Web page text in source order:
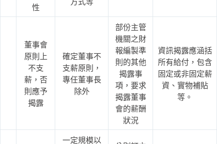
性
董事會
原則上
不支
薪，否
則應予
揭露
確定董事不
支薪原則，
專任董事長
除外
部份主管
機關之財
報編製準
則的其他
揭露事
項，要求
揭露董事
會的薪酬
狀況
資訊揭露應涵括
所有給付，包含
固定或非固定薪
資、實物補貼
等。
一定規模以